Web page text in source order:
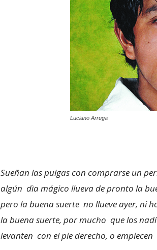
Luciano Arruga
Sueñan las pulgas con comprarse un
algún dìa mágico llueva de pronto la
pero la buena suerte no llueve ayer, ni
la buena suerte, por mucho que los
levanten con el pie derecho, o